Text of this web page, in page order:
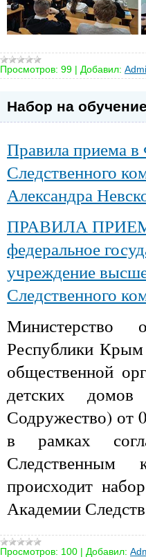
Просмотров: 99 | Добавил:
Набор на
Правила приема
Следственного
Александра
ПРАВИЛА ПРИЕМА
федеральное
учреждение
Следственного
Министерство
Республики Крым
общественной
детских
Содружество) от
в рамках
Следственным
происходит
Академии
Просмотров: 100 | Добавил: